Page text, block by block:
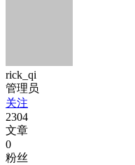
rick_qi
管理员
关注
2304
文章
0
粉丝